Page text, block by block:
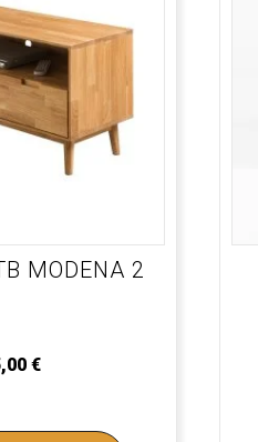
MODENA 2
€